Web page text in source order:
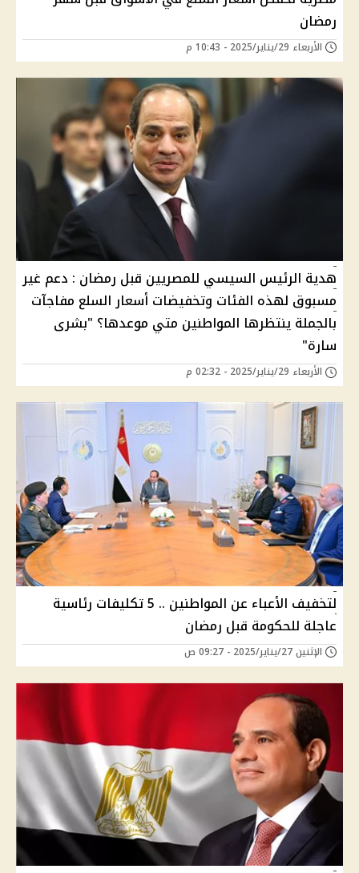
رمضان
الأربعاء 29/يناير/2025 - 10:43 م
هدية الرئيس السيسي للمصريين قبل رمضان : دعم غير
مسبوق لهذه الفئات وتخفيضات أسعار السلع مفاجآت
بالجملة ينتظرها المواطنين متي موعدها؟ "بشرى
سارة"
الأربعاء 29/يناير/2025 - 02:32 م
لتخفيف الأعباء عن المواطنين .. 5 تكليفات رئاسية
عاجلة للحكومة قبل رمضان
الإثنين 27/يناير/2025 - 09:27 ص